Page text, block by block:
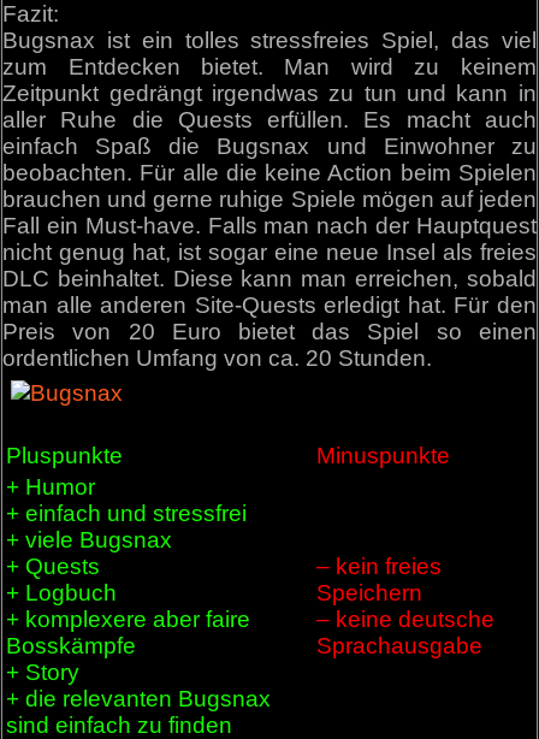
Fazit:
Bugsnax ist ein tolles stressfreies Spiel, das viel
zum Entdecken bietet. Man wird zu keinem
Zeitpunkt gedrängt irgendwas zu tun und kann in
aller Ruhe die Quests erfüllen. Es macht auch
einfach Spaß die Bugsnax und Einwohner zu
beobachten. Für alle die keine Action beim Spielen
brauchen und gerne ruhige Spiele mögen auf jeden
Fall ein Must-have. Falls man nach der Hauptquest
nicht genug hat, ist sogar eine neue Insel als freies
DLC beinhaltet. Diese kann man erreichen, sobald
man alle anderen Site-Quests erledigt hat. Für den
Preis von 20 Euro bietet das Spiel so einen
ordentlichen Umfang von ca. 20 Stunden.
Pluspunkte
Minuspunkte
+ Humor
+ einfach und stressfrei
+ viele Bugsnax
+ Quests
+ Logbuch
+ komplexere aber faire
Bosskämpfe
+ Story
+ die relevanten Bugsnax
sind einfach zu finden
– kein freies
Speichern
– keine deutsche
Sprachausgabe